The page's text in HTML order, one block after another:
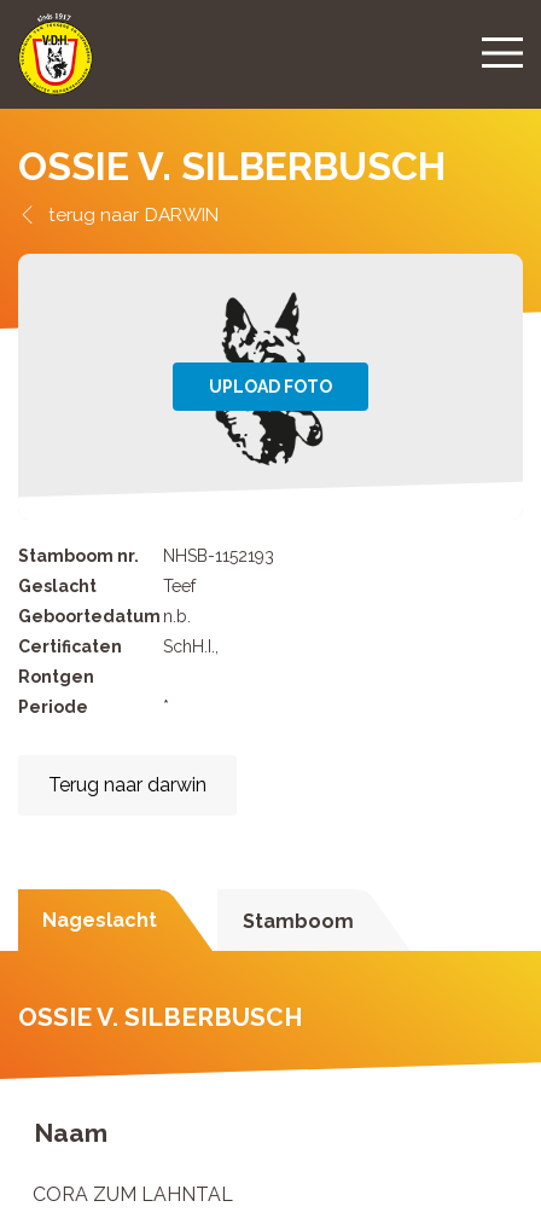
OSSIE V. SILBERBUSCH
DARWIN
Stamboom nr.
NHSB-1152193
Geslacht
Teef
Geboortedatum n.b.
Certificaten
SchH.I.,
Rontgen
Periode
*
Terug naar darwin
Nageslacht Stamboom
OSSIE V. SILBERBUSCH
Naam
CORA ZUM LAHNTAL